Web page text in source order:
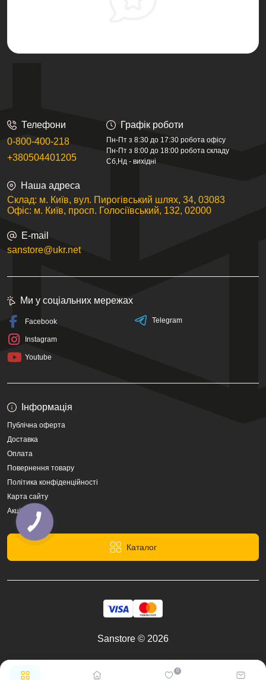
0
Телефони
0-800-400-218
+380504401205
Графік роботи
Пн-Пт з 8:30 до 17:30 робота офісу
Пн-Пт з 8:00 до 18:00 робота складу
Сб,Нд - вихідні
Наша адреса
Склад: м. Київ, вул. Пирогівський шлях, 34, 03083
Офіс: м. Київ, просп. Голосіївський, 132, 02000
E-mail
sanstore@ukr.net
Інформація
Публічна оферта
Доставка
Оплата
Повернення товару
Політика конфіденційності
Карта сайту
Акції
Каталог
Ми у соціальних мережах
Facebook
Instagram
Youtube
Telegram
Sanstore © 2026